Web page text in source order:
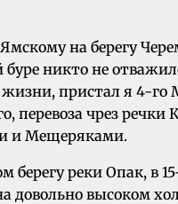
на берегу
никто не
пристал я 4-го
чрез речки
и Мещеряками.
реки Опак, в
довольно высоком